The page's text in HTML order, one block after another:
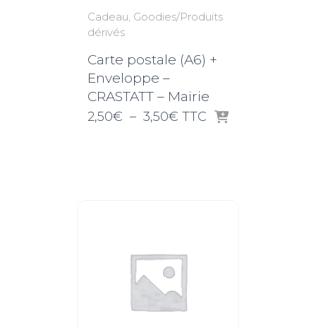
Cadeau Goodies/Produits
dérivés
Carte postale (A6) +
Enveloppe –
CRASTATT – Mairie
2,50€ – 3,50€ Plage
TTC